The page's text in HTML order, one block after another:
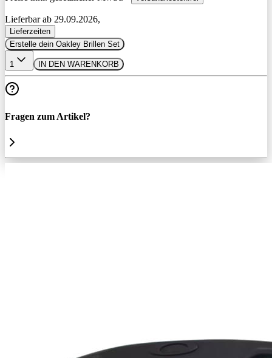
Lieferbar ab 29.09.2026,
Lieferzeiten
Erstelle dein Oakley Brillen Set
1 IN DEN WARENKORB
Fragen zum Artikel?